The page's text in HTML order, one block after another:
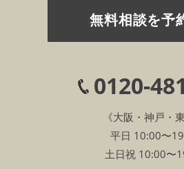
無料相談を予
0120-
《大阪・神戸・
平日 10:00〜
土日祝 10:00〜